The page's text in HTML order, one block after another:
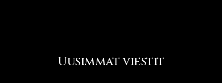
Uusimmat viestit